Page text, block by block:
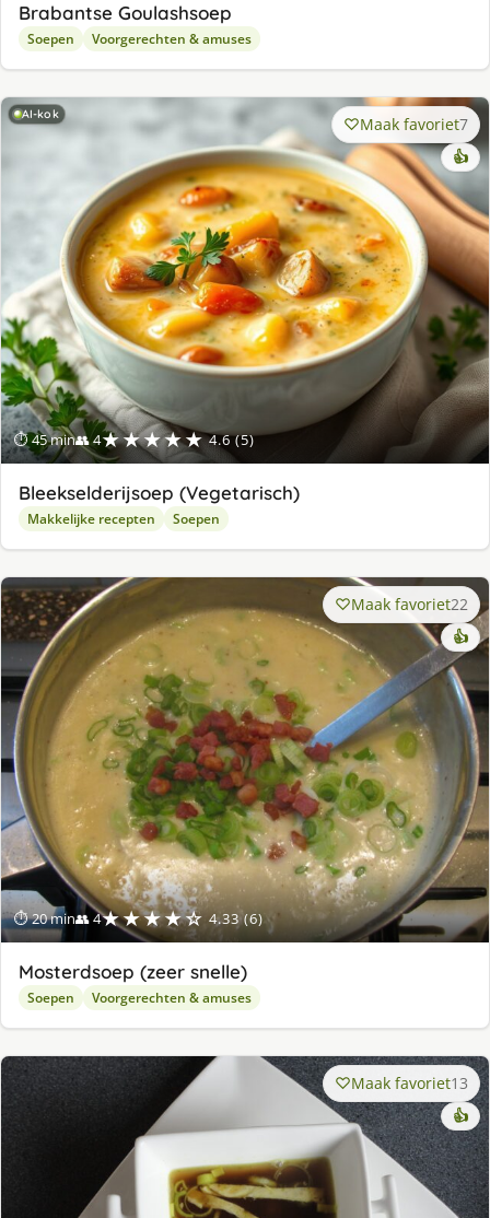
Brabantse Goulashsoep
Soepen Voorgerechten & amuses
AI-kok
⏱ 45 min👥 4★★★★★ 4.6 (5)
Maak favoriet7
👍
Bleekselderijsoep (Vegetarisch)
Makkelijke recepten Soepen
⏱ 20 min👥 4★★★★☆ 4.33 (6)
Maak favoriet22
👍
Mosterdsoep (zeer snelle)
Soepen Voorgerechten & amuses
Maak favoriet13
👍